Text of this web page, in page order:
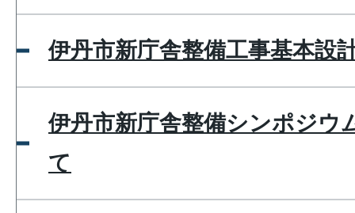
伊丹市新庁舎整備工事基本設
伊丹市新庁舎整備シンポジウ
て